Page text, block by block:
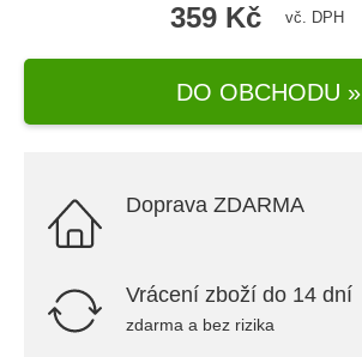
359 Kč vč. DPH
DO OBCHODU »
Doprava ZDARMA
Vrácení zboží do 14 dní
zdarma a bez rizika